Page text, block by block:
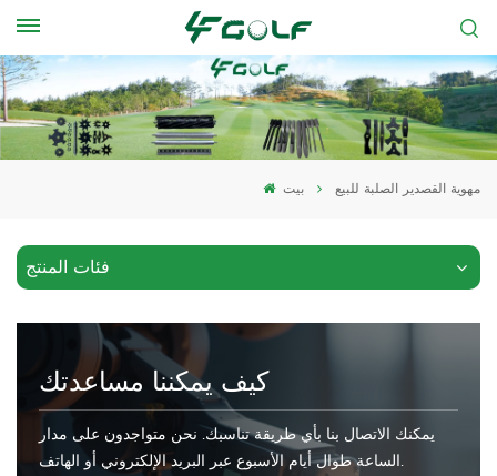
بيت مهوية القصدير الصلبة للبيع
فئات المنتج
كيف يمكننا مساعدتك
يمكنك الاتصال بنا بأي طريقة تناسبك. نحن متواجدون على مدار
الساعة طوال أيام الأسبوع عبر البريد الإلكتروني أو الهاتف.